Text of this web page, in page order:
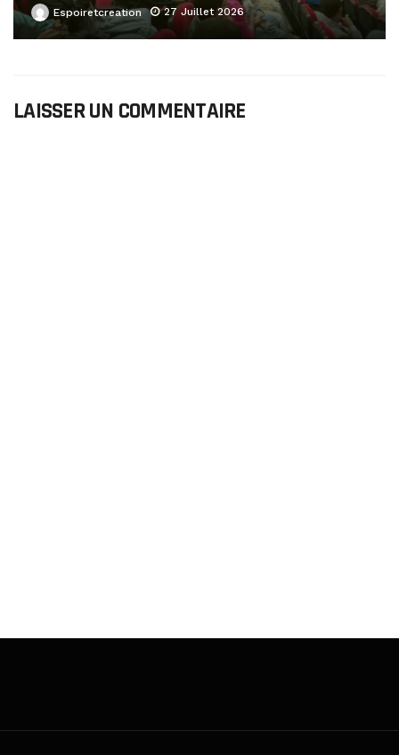
Espoiretcreation 27 Juillet 2026
LAISSER UN COMMENTAIRE